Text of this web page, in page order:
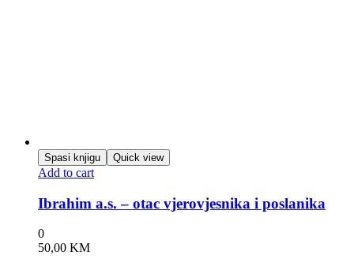
Spasi knjigu Quick view
Add to cart
Ibrahim a.s. – otac vjerovjesnika i poslanika
0
50,00 KM